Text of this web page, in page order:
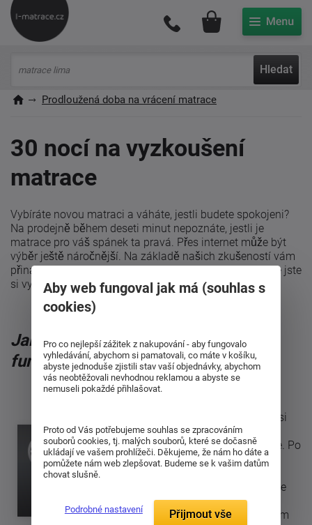
Hledat
Můj účet
Prodloužená doba na vrácení matrace
30 nocí na vyzkoušení
matrace
Vybíráte novou matraci a váháte, jestli budete spokojeni?
Na prodejně během deseti minut nepoznáte, jestli je
matrace pro váš spánek ta pravá. Přes internet může být
výběr ještě náročnější. Na základě našich zkušeností vám
přinášímeslužbu 30 nocí na vyzkoušení. Ujistěte se, že jste
si vybrali správně.
Jak služba 30 nocí na vyzkoušení
funguje?
Vyberete si
matraci a
objednáte. Po
doručení
necháte ve
spodním
ochranném
Aby web fungoval jak má (souhlas s
cookies)
Pro co nejlepší zážitek z nakupování - aby fungovalo
vyhledávání, abychom si pamatovali, co máte v košíku,
abyste jednoduše zjistili stav vaší objednávky, abychom
vás neobtěžovali nevhodnou reklamou a abyste se
nemuseli pokaždé přihlašovat.
Proto od Vás potřebujeme souhlas se zpracováním
souborů cookies, tj. malých souborů, které se dočasně
ukládají ve vašem prohlížeči. Děkujeme, že nám ho dáte a
pomůžete nám web zlepšovat. Budeme se k vašim datům
chovat slušně.
Podrobné nastavení Přijmout vše